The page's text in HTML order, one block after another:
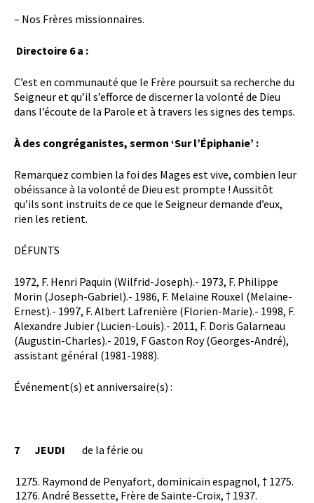
– Nos Frères missionnaires.
Directoire 6 a :
C’est en communauté que le Frère poursuit sa recherche du
Seigneur et qu’il s’efforce de discerner la volonté de Dieu
dans l’écoute de la Parole et à travers les signes des temps.
À des congréganistes, sermon ‘Sur l’Épiphanie’ :
Remarquez combien la foi des Mages est vive, combien leur
obéissance à la volonté de Dieu est prompte ! Aussitôt
qu’ils sont instruits de ce que le Seigneur demande d’eux,
rien les retient.
DÉFUNTS
1972, F. Henri Paquin (Wilfrid-Joseph).- 1973, F. Philippe
Morin (Joseph-Gabriel).- 1986, F. Melaine Rouxel (Melaine-
Ernest).- 1997, F. Albert Lafrenière (Florien-Marie).- 1998, F.
Alexandre Jubier (Lucien-Louis).- 2011, F. Doris Galarneau
(Augustin-Charles).- 2019, F Gaston Roy (Georges-André),
assistant général (1981-1988).
Événement(s) et anniversaire(s) :
7 JEUDI de la férie ou
Raymond de Penyafort, dominicain espagnol, † 1275.
André Bessette, Frère de Sainte-Croix, † 1937.